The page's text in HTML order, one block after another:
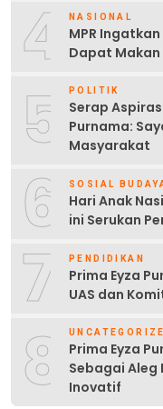
4 NASIONAL
MPR
Dapat
5 POLITIK
Serap
Purnama:
Masyarakat
6 SOSIAL
Hari Anak
ini Serukan
7 PENDIDIKAN
Prima Eyza
UAS dan
8
Prima Eyza
Sebagai
Inovatif